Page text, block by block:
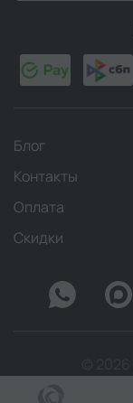
Блог
Контакты
Оплата
Скидки